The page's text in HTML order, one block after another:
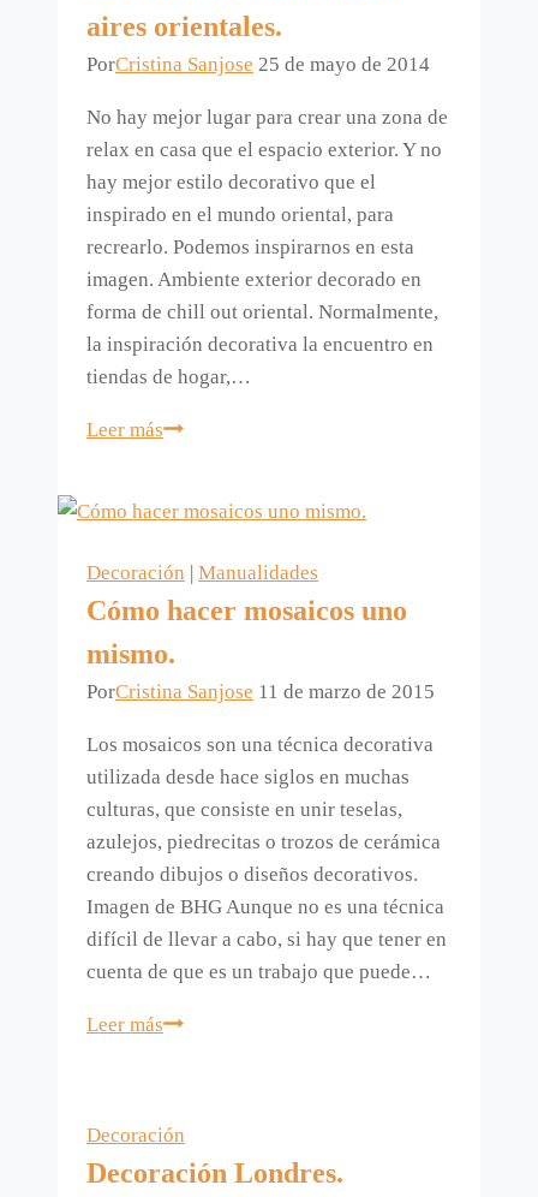
aires orientales.
PorCristina Sanjose 25 de mayo de 2014
No hay mejor lugar para crear una zona de
relax en casa que el espacio exterior. Y no
hay mejor estilo decorativo que el
inspirado en el mundo oriental, para
recrearlo. Podemos inspirarnos en esta
imagen. Ambiente exterior decorado en
forma de chill out oriental. Normalmente,
la inspiración decorativa la encuentro en
tiendas de hogar,…
Leer másUn
out
aires
orientales.
Decoración | Manualidades
Cómo hacer mosaicos uno
mismo.
PorCristina Sanjose 11 de marzo de 2015
Los mosaicos son una técnica decorativa
utilizada desde hace siglos en muchas
culturas, que consiste en unir teselas,
azulejos, piedrecitas o trozos de cerámica
creando dibujos o diseños decorativos.
Imagen de BHG Aunque no es una técnica
difícil de llevar a cabo, si hay que tener en
cuenta de que es un trabajo que puede…
Leer másCómo
Decoración
Decoración Londres.